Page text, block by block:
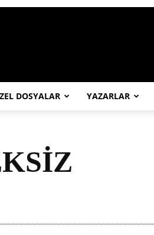
DOSYALAR YAZARLAR